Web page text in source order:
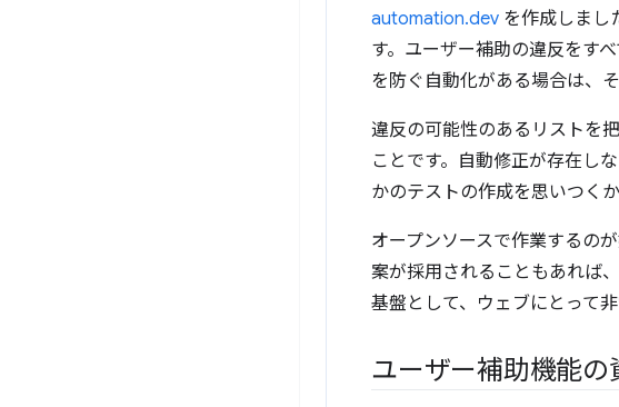
automation.dev を作成しまし
す。ユーザー補助の違反をす
を防ぐ自動化がある場合は、
違反の可能性のあるリストを
ことです。自動修正が存在し
かのテストの作成を思いつく
オープンソースで作業するの
案が採用されることもあれば
基盤として、ウェブにとって
ユーザー補助機能の